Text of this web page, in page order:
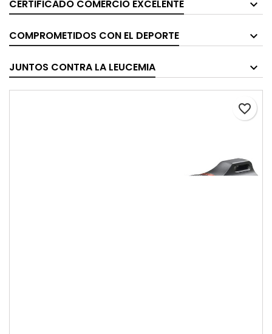
CERTIFICADO COMERCIO EXCELENTE
COMPROMETIDOS CON EL DEPORTE
JUNTOS CONTRA LA LEUCEMIA
favorite_border